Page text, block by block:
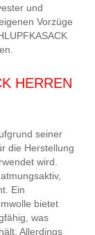
und
Vorzüge
HERREN
seiner
die Herstellung
wird.
Ein
bietet
was
Allerdings